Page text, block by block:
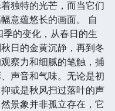
独特的光芒，而当它们
意蕴悠长的画面。 自
的变化，从春日的生
日的金黄沉静，再到冬
察力和细腻的笔触，捕
声音和气味。无论是初
或是秋风扫过落叶的声
景象并非孤立存在，它